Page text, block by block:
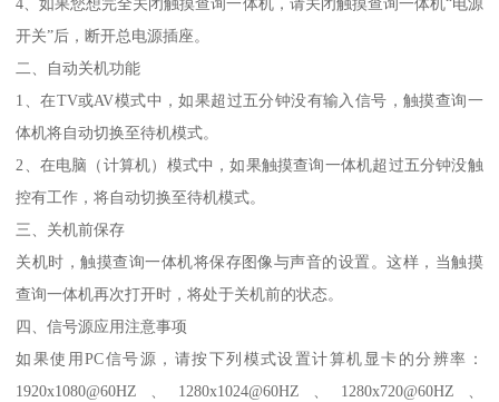
4、如果您想完全关闭触摸查询一体机，请关闭触摸查询一体机“电源
开关”后，断开总电源插座。
二、自动关机功能
1、在TV或AV模式中，如果超过五分钟没有输入信号，触摸查询一
体机将自动切换至待机模式。
2、在电脑（计算机）模式中，如果触摸查询一体机超过五分钟没触
控有工作，将自动切换至待机模式。
三、关机前保存
关机时，触摸查询一体机将保存图像与声音的设置。这样，当触摸
查询一体机再次打开时，将处于关机前的状态。
四、信号源应用注意事项
如果使用PC信号源，请按下列模式设置计算机显卡的分辨率：
1920x1080@60HZ、1280x1024@60HZ、1280x720@60HZ、